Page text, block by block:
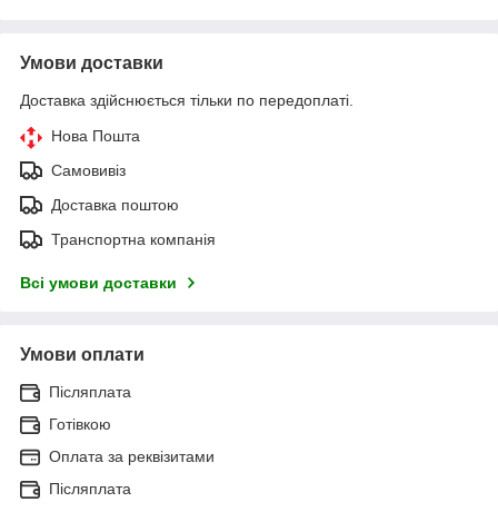
Умови доставки
Доставка здійснюється тільки по передоплаті.
Нова Пошта
Самовивіз
Доставка поштою
Транспортна компанія
Всі умови доставки
Умови оплати
Післяплата
Готівкою
Оплата за реквізитами
Післяплата